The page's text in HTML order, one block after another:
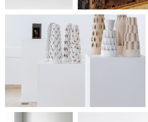
127 051, Россия, Москва,
Петровка, 20/1, подъезд №
gallery@heritage-gallery.ru
instagram: heritagegallerymoscow
telegram: Heritage Gallery